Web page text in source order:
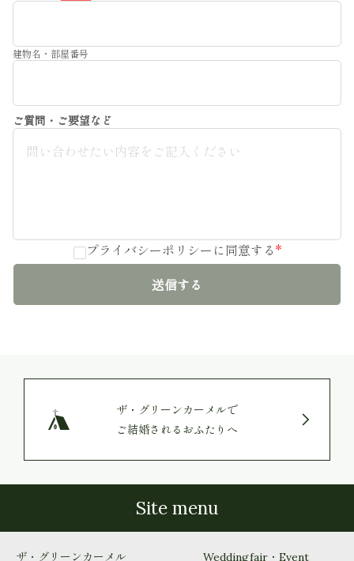
建物名・部屋番号
ご質問・ご要望など
プライバシーポリシー に同意する*
送信する
ザ・グリーンカーメルで
ご結婚されるおふたりへ
Site menu
ザ・グリーンカーメル
Weddingfair・Event